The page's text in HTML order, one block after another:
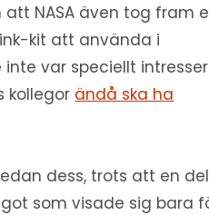
NASA även tog fram
kit att använda i
var speciellt
kollegor ändå ska ha
dess, trots att en del
som visade sig bara